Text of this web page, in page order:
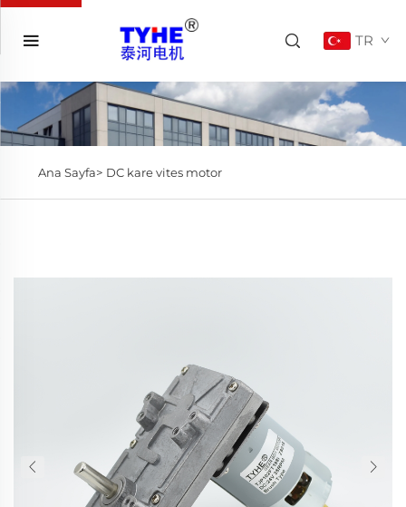
TR
Ana Sayfa> DC kare vites motor